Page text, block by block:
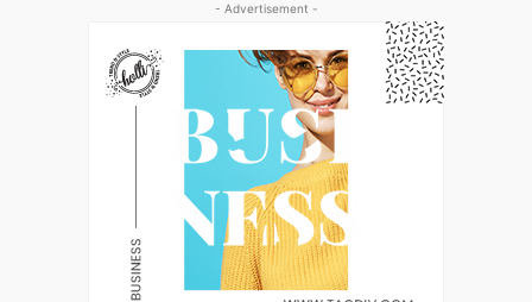
- Advertisement -